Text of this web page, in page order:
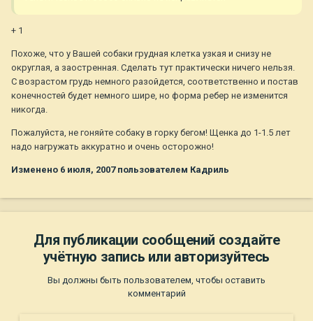
+ 1
Похоже, что у Вашей собаки грудная клетка узкая и снизу не
округлая, а заостренная. Сделать тут практически ничего нельзя.
С возрастом грудь немного разойдется, соответственно и постав
конечностей будет немного шире, но форма ребер не изменится
никогда.
Пожалуйста, не гоняйте собаку в горку бегом! Щенка до 1-1.5 лет
надо нагружать аккуратно и очень осторожно!
Изменено 6 июля, 2007пользователем Кадриль
Для публикации сообщений создайте
учётную запись или авторизуйтесь
Вы должны быть пользователем, чтобы оставить
комментарий